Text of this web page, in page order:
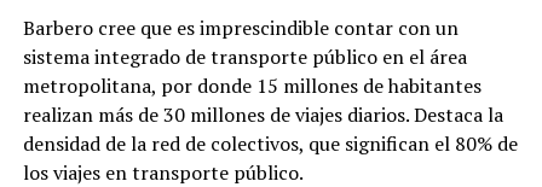
Barbero cree que es imprescindible contar con un
sistema integrado de transporte público en el área
metropolitana, por donde 15 millones de habitantes
realizan más de 30 millones de viajes diarios. Destaca la
densidad de la red de colectivos, que significan el 80% de
los viajes en transporte público.